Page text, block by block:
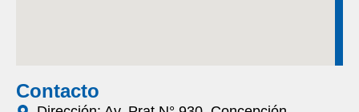
Contacto